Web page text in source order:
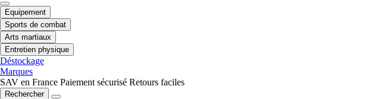
Equipement
Sports de combat
Arts martiaux
Entretien physique
Déstockage
Marques
SAV en France Paiement sécurisé Retours faciles
Rechercher